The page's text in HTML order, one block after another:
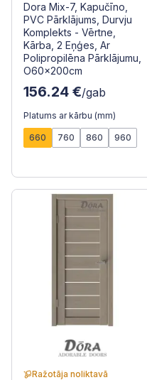
Dora Mix-7, Kapučīno,
PVC Pārklājums, Durvju
Komplekts - Vērtne,
Kārba, 2 Eņģes, Ar
Polipropilēna Pārklājumu,
O60x200cm
156.24 €/gab
Platums ar kārbu (mm)
660 760 860 960
Ražotāja noliktavā